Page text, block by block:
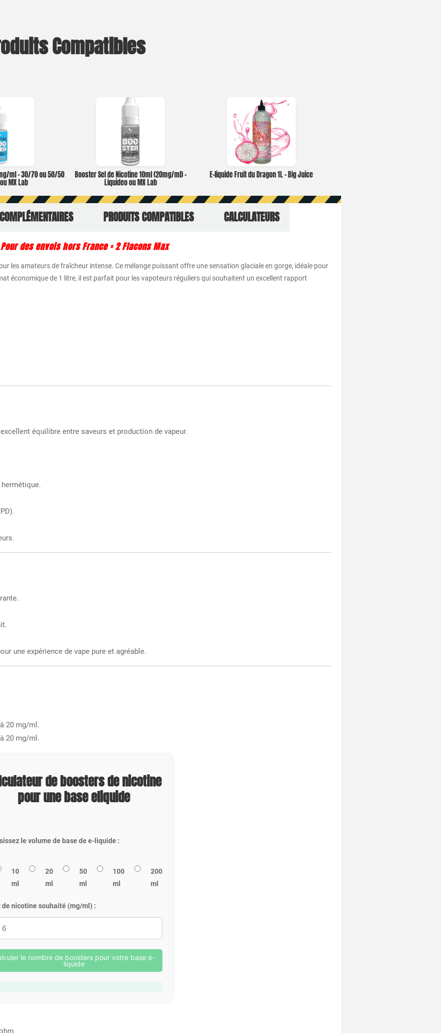
Compatibles
ml – 30/70 ou 50/50
MX Lab
Booster Sel de Nicotine 10ml (20mg/ml) –
Liquideo ou MX Lab
E-liquide Fruit du Dragon 1L – Big Juice
PRODUITS COMPATIBLES CALCULATEURS
des envois hors France = 2 Flacons Max
les amateurs de fraîcheur intense. Ce mélange puissant offre une sensation glaciale en gorge, idéale pour
économique de 1 litre, il est parfait pour les vapoteurs réguliers qui souhaitent un excellent rapport
équilibre entre saveurs et production de vapeur.
une expérience de vape pure et agréable.
20 mg/ml.
20 mg/ml.
de boosters de nicotine
pour une base eliquide
le volume de base de e-liquide :
10
ml
20
ml
50
ml
100
ml
200
ml
de nicotine souhaité (mg/ml) :
le nombre de boosters pour votre base e-
liquide